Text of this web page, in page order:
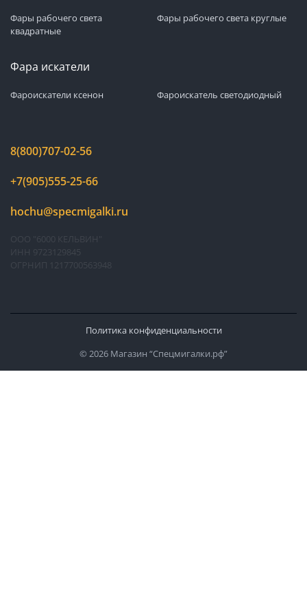
Фары рабочего света
квадратные
Фары рабочего света круглые
Фара искатели
Фароискатели ксенон Фароискатель светодиодный
8(800)707-02-56
+7(905)555-25-66
hochu@specmigalki.ru
ООО "6000 КЕЛЬВИН"
ИНН 9723129845
ОГРНИП 1217700563948
Политика конфиденциальности
© 2026 Магазин “Спецмигалки.рф”